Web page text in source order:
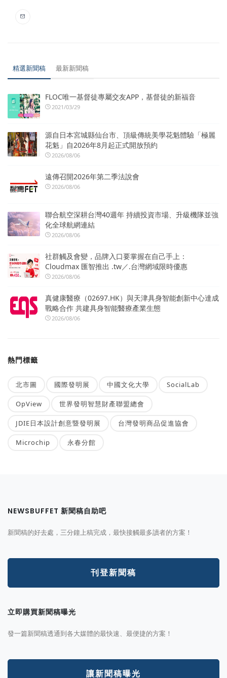
精選新聞稿 最新新聞稿
FLOC唯一基督徒專屬交友APP，基督徒的新福音
2021/03/29
源自日本宮城縣仙台市、頂級傳統美學花魁體驗「極麗
花魁」自2026年8月起正式開放預約
2026/08/06
遠傳召開2026年第二季法說會
2026/08/06
聯合航空深耕台灣40週年 持續投資市場、升級機隊並強
化全球航網連結
2026/08/06
社群觸及會變，品牌入口要掌握在自己手上：
Cloudmax 匯智推出 .tw／.台灣網域限時優惠
2026/08/06
真健康醫療（02697.HK）與天津具身智能創新中心達成
戰略合作 共建具身智能醫療產業生態
2026/08/06
熱門標籤
北市圖 國際發明展 中國文化大學 SocialLab
OpView 世界發明智慧財產聯盟總會
JDIE日本設計創意暨發明展 台灣發明商品促進協會
Microchip 永春分館
NEWSBUFFET 新聞稿自助吧
新聞稿的好去處，三分鐘上稿完成，最快接觸最多讀者的方案！
刊登新聞稿
立即購買新聞稿曝光
發一篇新聞稿透通到各大媒體的最快速、最便捷的方案！
讓新聞稿曝光